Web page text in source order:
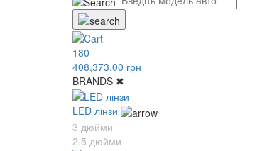
180
408,373.00 грн
BRANDS ✖
LED лінзи
3 дюйми
2.5 дюйми